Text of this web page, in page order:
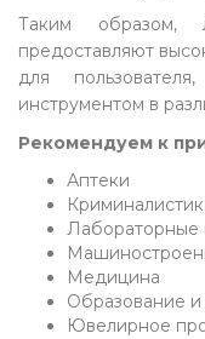
Таким образом,
предоставляют
для
инструментом в
Рекомендуем к
Аптеки
Лабораторные
Медицина
Образование и
Ювелирное